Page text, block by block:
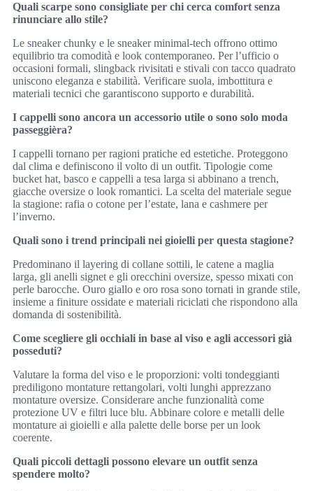
Quali scarpe sono consigliate per chi cerca comfort senza
rinunciare allo stile?
Le sneaker chunky e le sneaker minimal-tech offrono ottimo
equilibrio tra comodità e look contemporaneo. Per l’ufficio o
occasioni formali, slingback rivisitati e stivali con tacco quadrato
uniscono eleganza e stabilità. Verificare suola, imbottitura e
materiali tecnici che garantiscono supporto e durabilità.
I cappelli sono ancora un accessorio utile o sono solo moda
passeggièra?
I cappelli tornano per ragioni pratiche ed estetiche. Proteggono
dal clima e definiscono il volto di un outfit. Tipologie come
bucket hat, basco e cappelli a tesa larga si abbinano a trench,
giacche oversize o look romantici. La scelta del materiale segue
la stagione: rafia o cotone per l’estate, lana e cashmere per
l’inverno.
Quali sono i trend principali nei gioielli per questa stagione?
Predominano il layering di collane sottili, le catene a maglia
larga, gli anelli signet e gli orecchini oversize, spesso mixati con
perle barocche. Ouro giallo e oro rosa sono tornati in grande stile,
insieme a finiture ossidate e materiali riciclati che rispondono alla
domanda di sostenibilità.
Come scegliere gli occhiali in base al viso e agli accessori già
posseduti?
Valutare la forma del viso e le proporzioni: volti tondeggianti
prediligono montature rettangolari, volti lunghi apprezzano
montature oversize. Considerare anche funzionalità come
protezione UV e filtri luce blu. Abbinare colore e metalli delle
montature ai gioielli e alla palette delle borse per un look
coerente.
Quali piccoli dettagli possono elevare un outfit senza
spendere molto?